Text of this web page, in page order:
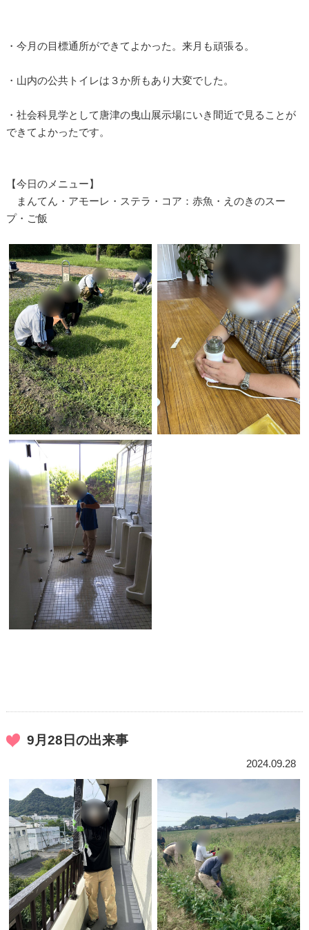
・今月の目標通所ができてよかった。来月も頑張る。
・山内の公共トイレは３か所もあり大変でした。
・社会科見学として唐津の曳山展示場にいき間近で見ることが
できてよかったです。
【今日のメニュー】
まんてん・アモーレ・ステラ・コア：赤魚・えのきのスー
プ・ご飯
9月28日の出来事
2024.09.28